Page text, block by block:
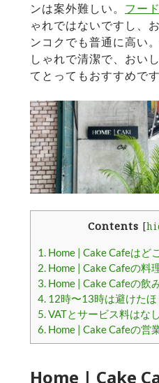
ンは案外難しい。 フー
ゃれではないですし、
ンコクでも普通に高い
しゃれで清潔で、おい
てとってもおすすめです
Contents [
1. Home | Cake Cafeはど
2. Home | Cake Cafeの料
3. Home | Cake Cafeの飲
4. 12時〜13時は避けた
5.VATとサービス料はな
6. Home | Cake Cafeの営
Home | Cake